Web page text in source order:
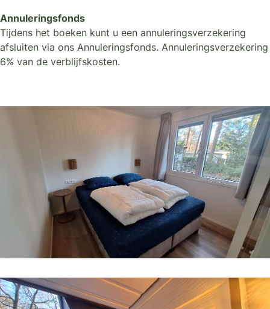
Annuleringsfonds
Tijdens het boeken kunt u een annuleringsverzekering
afsluiten via ons Annuleringsfonds. Annuleringsverzekering
6% van de verblijfskosten.